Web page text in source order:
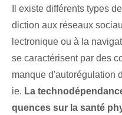
Il existe différents types
diction aux réseaux
lectronique ou à la
se caractérisent par des
manque d'autorégulation
ie. La
quences sur la santé